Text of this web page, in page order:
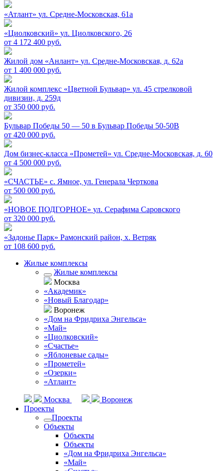
«Атлант» ул. Средне-Московская, 61а
«Циолковский» ул. Циолковского, 26
от 4 172 400 руб.
Жилой дом «Анлант» ул. Средне-Московская, д. 62а
от 1 400 000 руб.
Жилой комплекс «Цветной Бульвар» ул. 45 стрелковой
дивизии, д. 259д
от 350 000 руб.
Бульвар Победы 50 — 50 в Бульвар Победы 50-50В
от 420 000 руб.
Дом бизнес-класса «Прометей» ул. Средне-Московская, д. 60
от 4 500 000 руб.
«СЧАСТЬЕ» c. Ямное, ул. Генерала Черткова
от 500 000 руб.
«НОВОЕ ПОДГОРНОЕ» ул. Серафима Саровского
от 320 000 руб.
«Задонье Парк» Рамонский район, х. Ветряк
от 108 600 руб.
Жилые комплексы
Жилые комплексы
Москва
«Академик»
«Новый Благодар»
Воронеж
«Дом на Фридриха Энгельса»
«Май»
«Циолковский»
«Счастье»
«Яблоневые сады»
«Прометей»
«Озерки»
«Атлант»
Москва
Воронеж
Проекты
Проекты
Объекты
Объекты
Объекты
«Дом на Фридриха Энгельса»
«Май»